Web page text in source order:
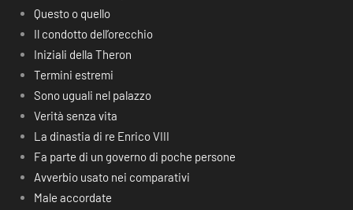
Questo o quello
Il condotto dell’orecchio
Iniziali della Theron
Termini estremi
Sono uguali nel palazzo
Verità senza vita
La dinastia di re Enrico VIII
Fa parte di un governo di poche persone
Avverbio usato nei comparativi
Male accordate